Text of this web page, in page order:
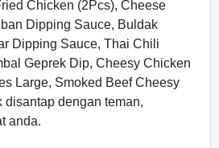
Chicken (2Pcs), Cheese
Dipping Sauce, Buldak
Dipping Sauce, Thai Chili
Geprek Dip, Cheesy Chicken
Large, Smoked Beef Cheesy
disantap dengan teman,
anda.